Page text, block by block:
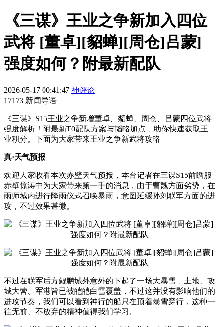
《三谋》王业之争新加入四位
武将 [董卓][貂蝉][周仓]吕蒙]
强度如何？附最新配队
2026-05-17 00:41:47 神评论
17173 新闻导语
《三谋》S15王业之争新增董卓、貂蝉、周仓、吕蒙四位武将
强度解析！附最新T0配队方案与韬略加点，助你快速获取王
业积分。下面为大家带来王业之争新武将攻略
真·天气预报
欢迎大家收看本次赤壁天气预报，本台记者在三谋S15前瞻服
赤壁惊涛中为大家带来第一手的消息，由于曹魏方面劣势，在
雨师城内进行降雨仪式召唤暴雨，意图延缓孙刘联军方面的进
攻，不过效果甚微。
不过在联军后方鲲鹏城外意外的下起了一场大暴雪，土地、攻
城大营、军港皆已被皑皑白雪覆盖，不过这并没有影响他们的
进攻节奏，我们可以看到神行的船只在顶着暴雪穿行，这种一
往无前、不放弃的精神值得我们学习。